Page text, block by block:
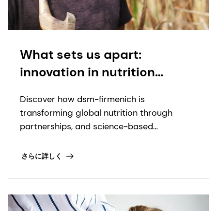
What sets us apart:
innovation in nutrition
Health, Nutrition & Care
Discover how dsm-firmenich is
transforming global nutrition through
partnerships, and science-based
deficiencies.
さらに詳しく